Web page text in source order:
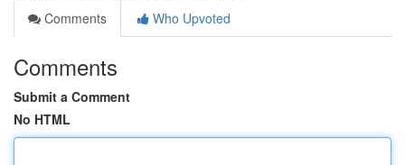
Comments
Who Upvoted
Comments
Submit a Comment
No HTML